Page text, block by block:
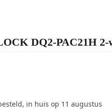
DQ2-PAC21H 2-
in huis op 11 augustus